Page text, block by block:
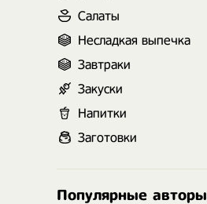
Салаты
Несладкая выпечка
Завтраки
Закуски
Напитки
Заготовки
Популярные авторы